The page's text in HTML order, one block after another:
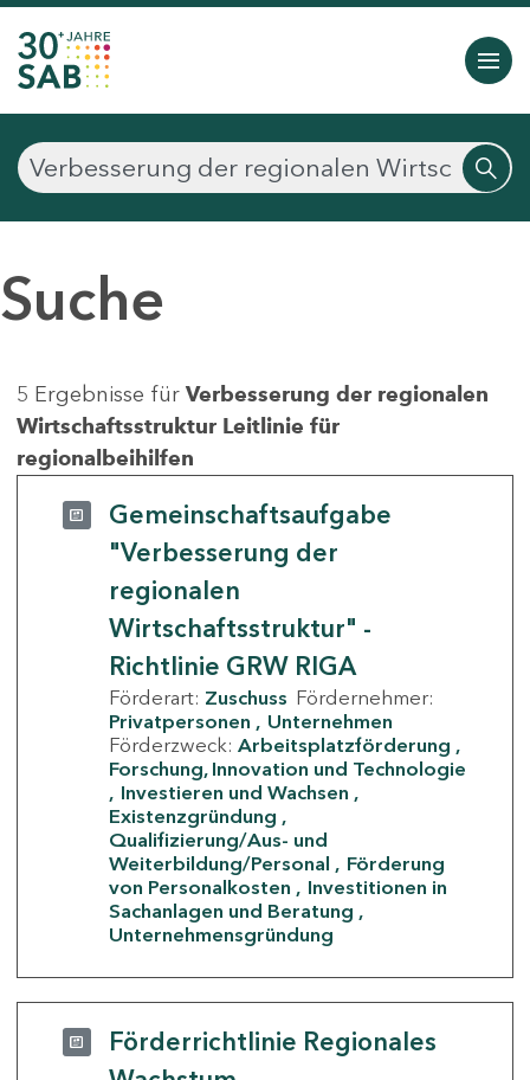
Suche
5 Ergebnisse für Verbesserung der regionalen
Wirtschaftsstruktur Leitlinie für
regionalbeihilfen
Gemeinschaftsaufgabe
"Verbesserung der
regionalen
Wirtschaftsstruktur" -
Richtlinie GRW RIGA
Förderart: Zuschuss Fördernehmer:
Privatpersonen
Unternehmen
Förderzweck: Arbeitsplatzförderung
Forschung, Innovation und Technologie
Investieren und Wachsen
Existenzgründung
Qualifizierung/Aus- und
Weiterbildung/Personal
Förderung
von Personalkosten
Investitionen in
Sachanlagen und Beratung
Unternehmensgründung
Förderrichtlinie Regionales